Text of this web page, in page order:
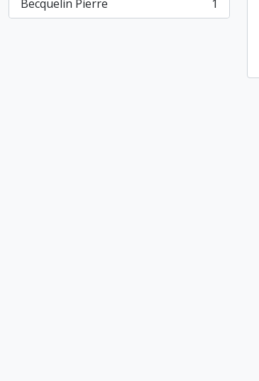
Becquelin Pierre
, 1 résultats 1